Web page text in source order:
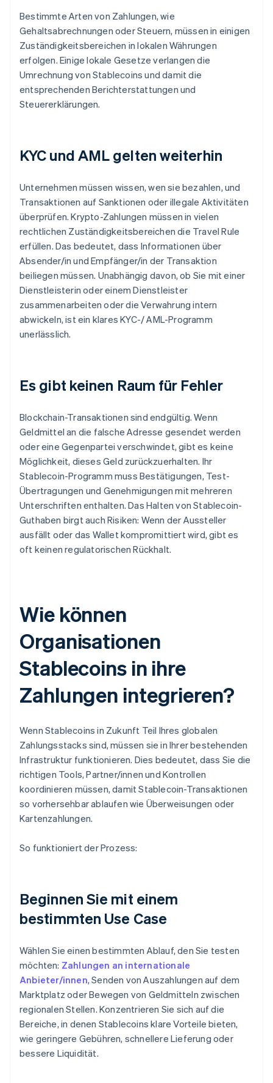
Bestimmte Arten von Zahlungen, wie
Gehaltsabrechnungen oder Steuern, müssen in einigen
Zuständigkeitsbereichen in lokalen Währungen
erfolgen. Einige lokale Gesetze verlangen die
Umrechnung von Stablecoins und damit die
entsprechenden Berichterstattungen und
Steuererklärungen.
KYC und AML gelten weiterhin
Unternehmen müssen wissen, wen sie bezahlen, und
Transaktionen auf Sanktionen oder illegale Aktivitäten
überprüfen. Krypto-Zahlungen müssen in vielen
rechtlichen Zuständigkeitsbereichen die Travel Rule
erfüllen. Das bedeutet, dass Informationen über
Absender/in und Empfänger/in der Transaktion
beiliegen müssen. Unabhängig davon, ob Sie mit einer
Dienstleisterin oder einem Dienstleister
zusammenarbeiten oder die Verwahrung intern
abwickeln, ist ein klares KYC-/ AML-Programm
unerlässlich.
Es gibt keinen Raum für Fehler
Blockchain-Transaktionen sind endgültig. Wenn
Geldmittel an die falsche Adresse gesendet werden
oder eine Gegenpartei verschwindet, gibt es keine
Möglichkeit, dieses Geld zurückzuerhalten. Ihr
Stablecoin-Programm muss Bestätigungen, Test-
Übertragungen und Genehmigungen mit mehreren
Unterschriften enthalten. Das Halten von Stablecoin-
Guthaben birgt auch Risiken: Wenn der Aussteller
ausfällt oder das Wallet kompromittiert wird, gibt es
oft keinen regulatorischen Rückhalt.
Wie können
Organisationen
Stablecoins in ihre
Zahlungen integrieren?
Wenn Stablecoins in Zukunft Teil Ihres globalen
Zahlungsstacks sind, müssen sie in Ihrer bestehenden
Infrastruktur funktionieren. Dies bedeutet, dass Sie die
richtigen Tools, Partner/innen und Kontrollen
koordinieren müssen, damit Stablecoin-Transaktionen
so vorhersehbar ablaufen wie Überweisungen oder
Kartenzahlungen.
So funktioniert der Prozess:
Beginnen Sie mit einem
bestimmten Use Case
Wählen Sie einen bestimmten Ablauf, den Sie testen
möchten: Zahlungen an internationale
Anbieter/innen, Senden von Auszahlungen auf dem
Marktplatz oder Bewegen von Geldmitteln zwischen
regionalen Stellen. Konzentrieren Sie sich auf die
Bereiche, in denen Stablecoins klare Vorteile bieten,
wie geringere Gebühren, schnellere Lieferung oder
bessere Liquidität.